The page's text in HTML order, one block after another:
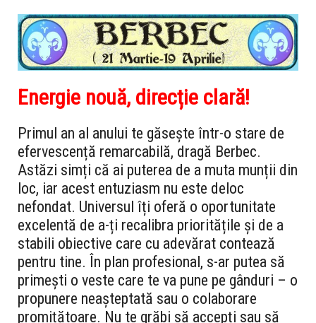
Energie nouă, direcție clară!
Primul an al anului te găsește într-o stare de
efervescență remarcabilă, dragă Berbec.
Astăzi simți că ai puterea de a muta munții din
loc, iar acest entuziasm nu este deloc
nefondat. Universul îți oferă o oportunitate
excelentă de a-ți recalibra prioritățile și de a
stabili obiective care cu adevărat contează
pentru tine. În plan profesional, s-ar putea să
primești o veste care te va pune pe gânduri – o
propunere neașteptată sau o colaborare
promițătoare. Nu te grăbi să accepți sau să